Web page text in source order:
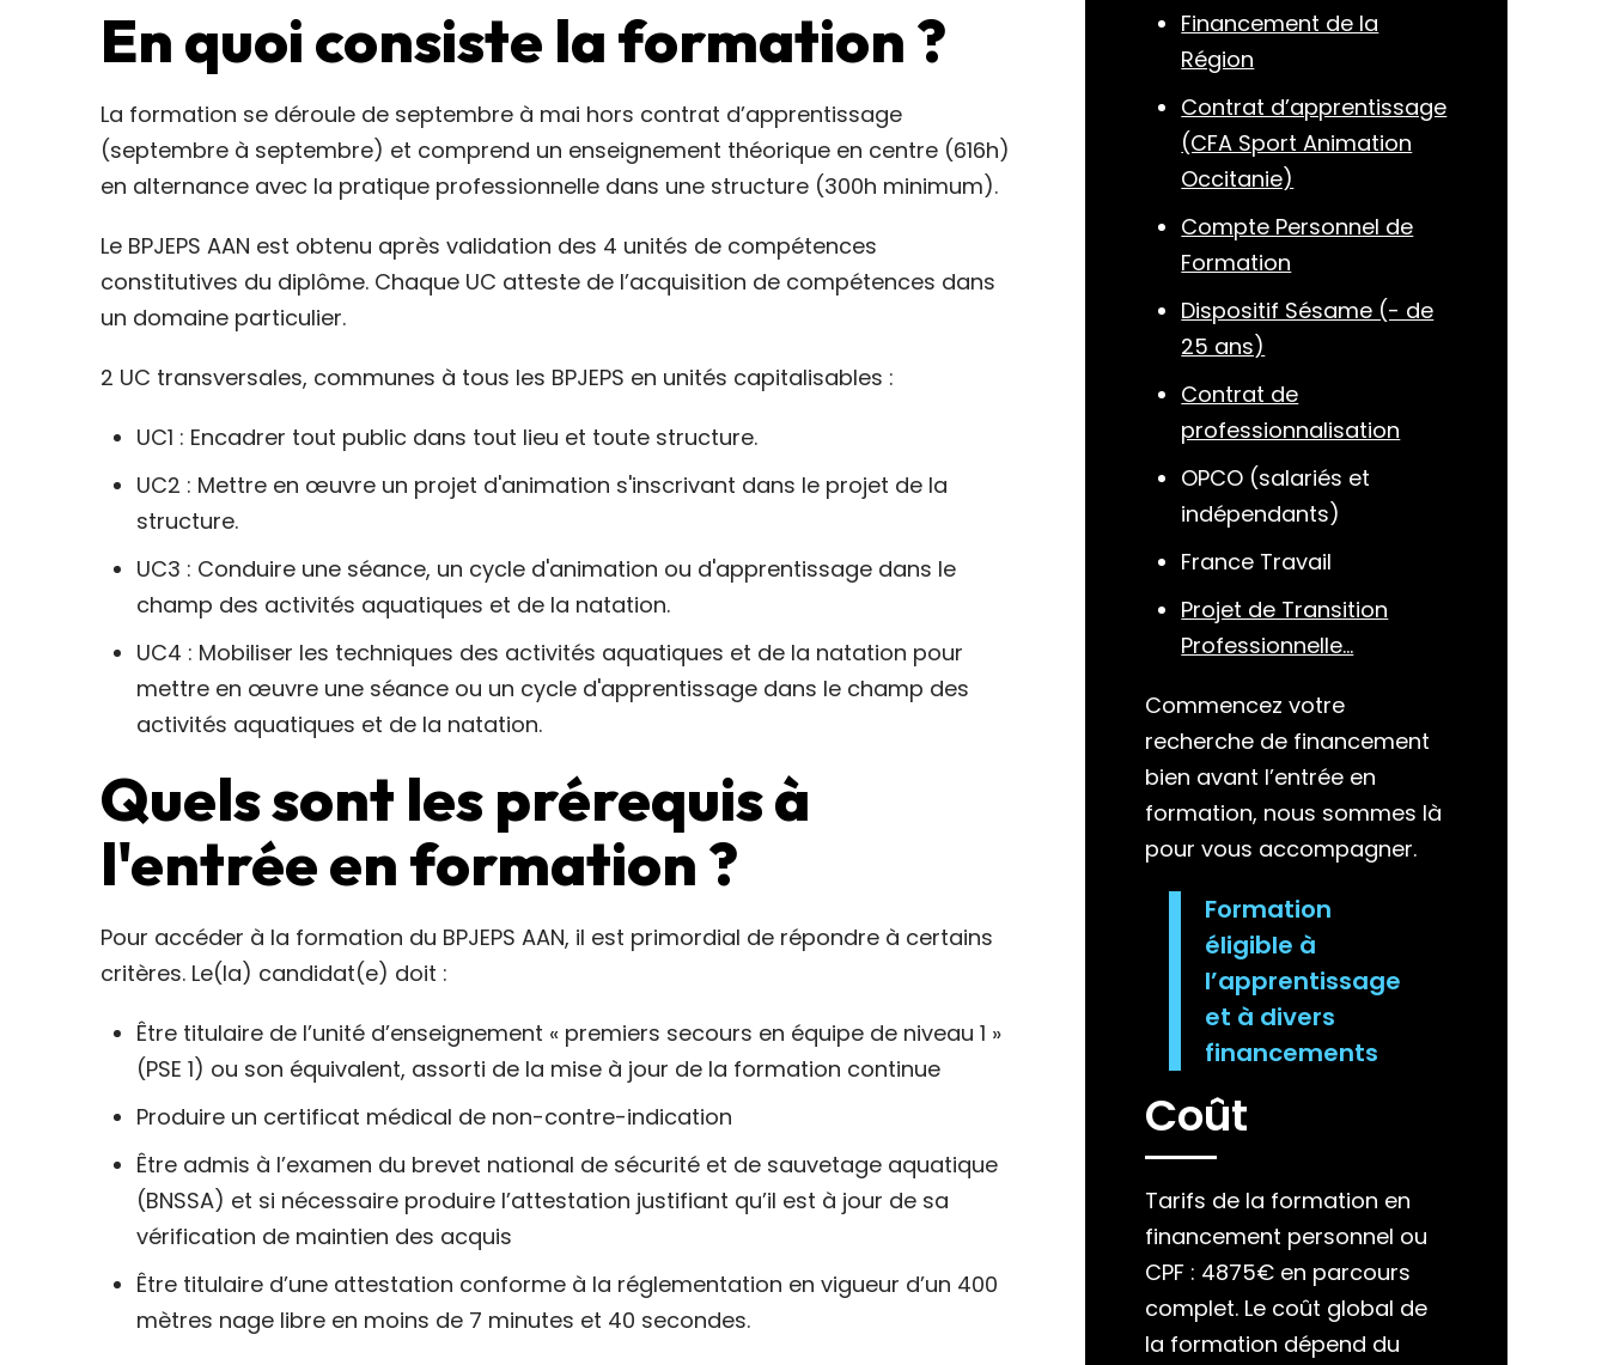
En quoi consiste la formation ?
La formation se déroule de septembre à mai hors contrat d’apprentissage
(septembre à septembre) et comprend un enseignement théorique en centre (616h)
en alternance avec la pratique professionnelle dans une structure (300h minimum).
Le BPJEPS AAN est obtenu après validation des 4 unités de compétences
constitutives du diplôme. Chaque UC atteste de l’acquisition de compétences dans
un domaine particulier.
2 UC transversales, communes à tous les BPJEPS en unités capitalisables :
UC1 : Encadrer tout public dans tout lieu et toute structure.
UC2 : Mettre en œuvre un projet d'animation s'inscrivant dans le projet de la
structure.
UC3 : Conduire une séance, un cycle d'animation ou d'apprentissage dans le
champ des activités aquatiques et de la natation.
UC4 : Mobiliser les techniques des activités aquatiques et de la natation pour
mettre en œuvre une séance ou un cycle d'apprentissage dans le champ des
activités aquatiques et de la natation.
Quels sont les prérequis à
l'entrée en formation ?
Pour accéder à la formation du BPJEPS AAN, il est primordial de répondre à certains
critères. Le(la) candidat(e) doit :
Être titulaire de l’unité d’enseignement « premiers secours en équipe de niveau 1 »
(PSE 1) ou son équivalent, assorti de la mise à jour de la formation continue
Produire un certificat médical de non-contre-indication
Être admis à l’examen du brevet national de sécurité et de sauvetage aquatique
(BNSSA) et si nécessaire produire l’attestation justifiant qu’il est à jour de sa
vérification de maintien des acquis
Être titulaire d’une attestation conforme à la réglementation en vigueur d’un 400
mètres nage libre en moins de 7 minutes et 40 secondes.
Financement de la
Région
Contrat d’apprentissage
(CFA Sport Animation
Occitanie)
Compte Personnel de
Formation
Dispositif Sésame (- de
25 ans)
Contrat de
professionnalisation
OPCO (salariés et
indépendants)
France Travail
Projet de Transition
Professionnelle...
Commencez votre
recherche de financement
bien avant l’entrée en
formation, nous sommes là
pour vous accompagner.
Formation
éligible à
l’apprentissage
et à divers
financements
Coût
Tarifs de la formation en
financement personnel ou
CPF : 4875€ en parcours
complet. Le coût global de
la formation dépend du